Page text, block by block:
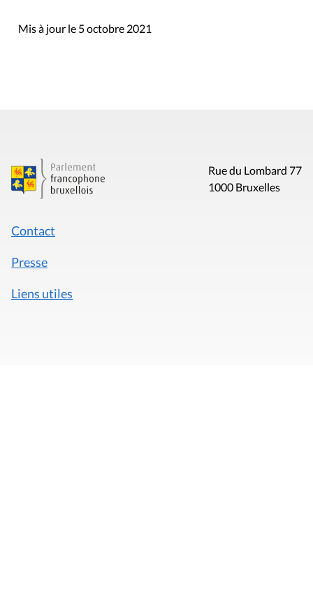
Mis à jour le 5 octobre 2021
Rue du Lombard 77
1000 Bruxelles
Contact
Presse
Liens utiles